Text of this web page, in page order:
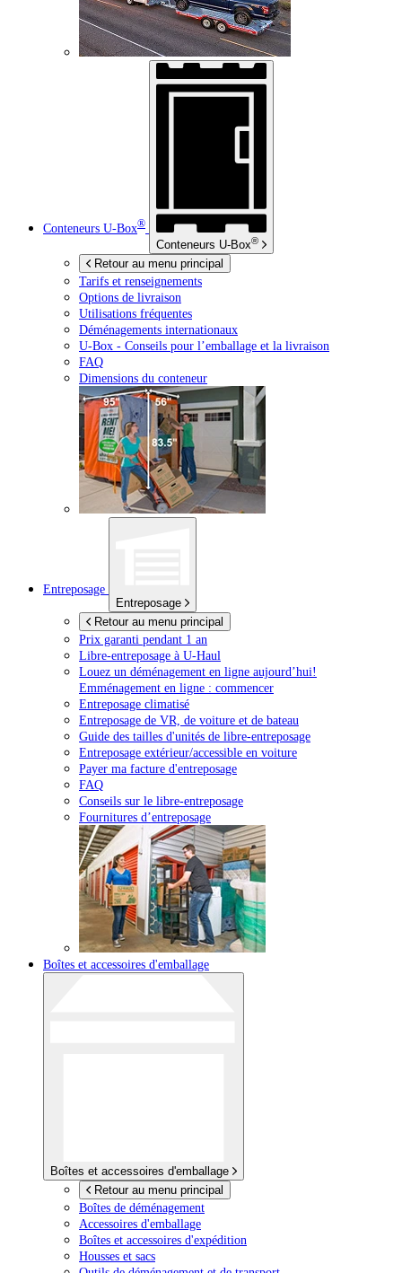
Conteneurs U-Box®
Conteneurs U-Box®
Retour au menu principal
Tarifs et renseignements
Options de livraison
Utilisations fréquentes
Déménagements internationaux
U-Box - Conseils pour l’emballage et la livraison
FAQ
Dimensions du conteneur
Entreposage
Entreposage
Retour au menu principal
Prix garanti pendant 1 an
Libre-entreposage à U-Haul
Louez un déménagement en ligne aujourd’hui!
Emménagement en ligne : commencer
Entreposage climatisé
Entreposage de VR, de voiture et de bateau
Guide des tailles d'unités de libre-entreposage
Entreposage extérieur/accessible en voiture
Payer ma facture d'entreposage
FAQ
Conseils sur le libre-entreposage
Fournitures d’entreposage
Boîtes et accessoires d'emballage
Boîtes et accessoires d'emballage
Retour au menu principal
Boîtes de déménagement
Accessoires d'emballage
Boîtes et accessoires d'expédition
Housses et sacs